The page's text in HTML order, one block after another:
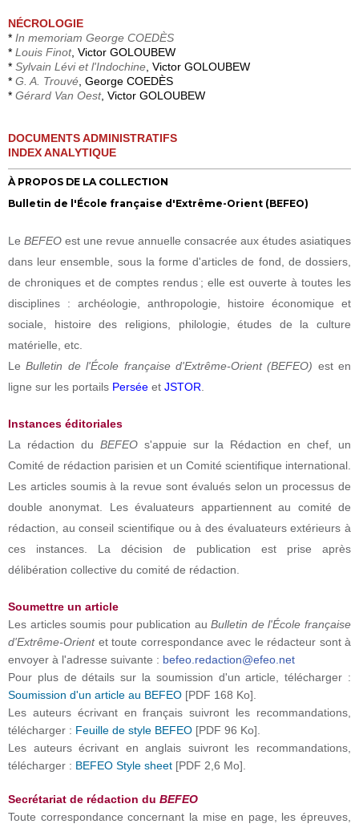
NÉCROLOGIE
* In memoriam George COEDÈS
* Louis Finot, Victor GOLOUBEW
* Sylvain Lévi et l'Indochine , Victor GOLOUBEW
* G. A. Trouvé , George COEDÈS
* Gérard Van Oest, Victor GOLOUBEW
DOCUMENTS ADMINISTRATIFS
INDEX ANALYTIQUE
À PROPOS DE LA COLLECTION
Bulletin de l'École française d'Extrême-Orient (BEFEO)
Le BEFEO est une revue annuelle consacrée aux études asiatiques
dans leur ensemble, sous la forme d'articles de fond, de dossiers,
de chroniques et de comptes rendus ; elle est ouverte à toutes les
disciplines : archéologie, anthropologie, histoire économique et
sociale, histoire des religions, philologie, études de la culture
matérielle, etc.
LeBulletin de l'École française d'Extrême-Orient (BEFEO) est en
ligne sur les portails Persée et JSTOR
Instances éditoriales
La rédaction du BEFEOs'appuie sur la Rédaction en chef, un
Comité de rédaction parisien et un Comité scientifique international.
Les articles soumis à la revue sont évalués selon un processus de
double anonymat. Les évaluateurs appartiennent au comité de
rédaction, au conseil scientifique ou à des évaluateurs extérieurs à
ces instances. La décision de publication est prise après
délibération collective du comité de rédaction.
Soumettre un article
Les articles soumis pour publication auBulletin de l'École française
d'Extrême-Orientet toute correspondance avec le rédacteur sont à
envoyer à l'adresse suivante : befeo.redaction@efeo.net
Pour plus de détails sur la soumission d'un article, télécharger :
Soumission d'un article au BEFEO [PDF 168 Ko].
Les auteurs écrivant en français suivront les recommandations,
télécharger : Feuille de style BEFEO [PDF 96 Ko].
Les auteurs écrivant en anglais suivront les recommandations,
télécharger : BEFEO Style sheet [PDF 2,6 Mo].
Secrétariat de rédaction du BEFEO
Toute correspondance concernant la mise en page, les épreuves,